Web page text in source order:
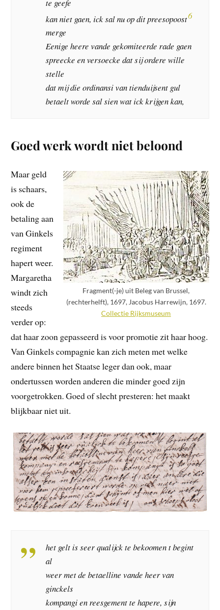
te geefe
kan niet gaen, ick sal nu op dit preesopoost6
merge
Eenige heere vande gekomiteerde rade gaen
spreecke en versoecke dat sij ordere wille
stelle
dat mij die ordinansi van tienduijsent gul
betaelt worde sal sien wat ick krijgen kan,
Goed werk wordt niet beloond
Fragment(-je) uit Beleg van Brussel,
(rechterhelft), 1697, Jacobus Harrewijn, 1697.
Collectie Rijksmuseum
Maar geld
is schaars,
ook de
betaling aan
van Ginkels
regiment
hapert weer.
Margaretha
windt zich
steeds
verder op:
dat haar zoon gepasseerd is voor promotie zit haar hoog.
Van Ginkels compagnie kan zich meten met welke
andere binnen het Staatse leger dan ook, maar
ondertussen worden anderen die minder goed zijn
voorgetrokken. Goed of slecht presteren: het maakt
blijkbaar niet uit.
het gelt is seer qualijck te bekoomen t begint
al
weer met de betaelline vande heer van
ginckels
kompangi en reesgement te hapere, sijn